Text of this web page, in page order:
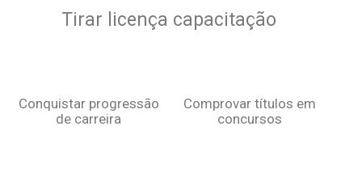
Tirar licença capacitação
Conquistar progressão
de carreira
Comprovar títulos em
concursos